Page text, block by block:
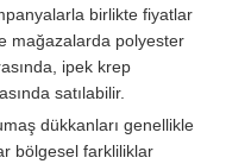
birlikte fiyatlar
mağazalarda polyester
ipek krep
satılabilir.
dükkanları genellikle
bölgesel farkliliklar